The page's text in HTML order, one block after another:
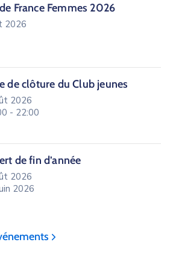
France Femmes 2026
2026
de clôture du Club jeunes
2026
- 22:00
de fin d’année
2026
2026